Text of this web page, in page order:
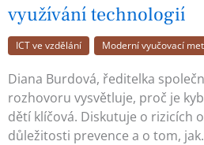
využívání technologií
ICT ve vzdělání Moderní vyučovací
Diana Burdová, ředitelka
rozhovoru vysvětluje, proč je
dětí klíčová. Diskutuje o rizicích
důležitosti prevence a o tom,